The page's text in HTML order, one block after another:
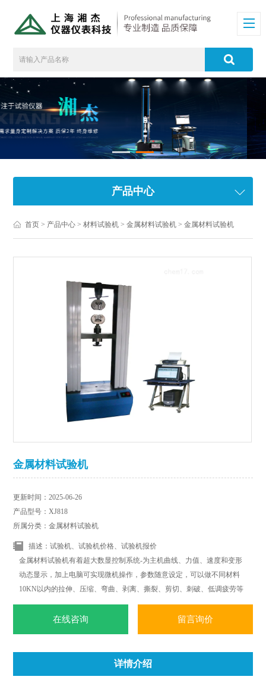
产品中心
首页 > 产品中心 >材料试验机 >金属材料试验机 > 金属材料试验机
金属材料试验机
更新时间：2025-06-26
产品型号：XJ818
所属分类：金属材料试验机
描述：试验机、试验机价格、试验机报价
金属材料试验机有着超大数显控制系统-为主机曲线、力值、速度和变形
动态显示，加上电脑可实现微机操作，参数随意设定，可以做不同材料
10KN以内的拉伸、压缩、弯曲、剥离、撕裂、剪切、刺破、低调疲劳等
多项力学试验.可根据标准ISO.JIS.ASTM.DIN等标准和国外标准进行试验
和提供数据.在线咨询 留言询价
详情介绍